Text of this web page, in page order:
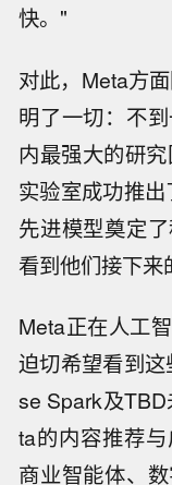
快。"
对此，Meta方
明了一切：不
内最强大的研
实验室成功推
先进模型奠定
看到他们接下来
Meta正在人工
迫切希望看到
se Spark及
ta的内容推荐与
商业智能体、